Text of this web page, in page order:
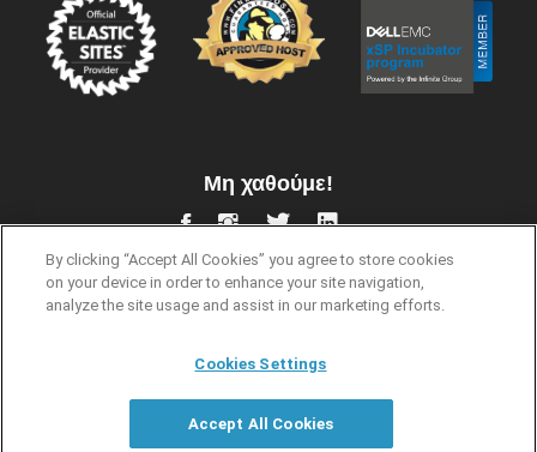
Μη χαθούμε!
By clicking “Accept All Cookies” you agree to store cookies
on your device in order to enhance your site navigation,
analyze the site usage and assist in our marketing efforts.
Cookies Settings
Accept All Cookies